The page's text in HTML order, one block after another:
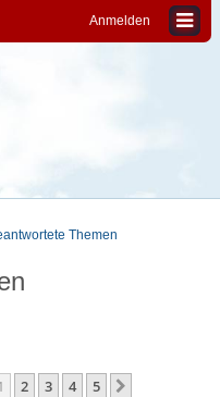
Anmelden
Themen
2 3 4 5